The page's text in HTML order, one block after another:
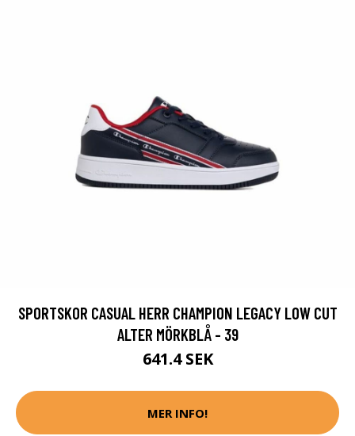
SPORTSKOR CASUAL HERR CHAMPION LEGACY LOW CUT
ALTER MÖRKBLÅ - 39
641.4 SEK
MER INFO!